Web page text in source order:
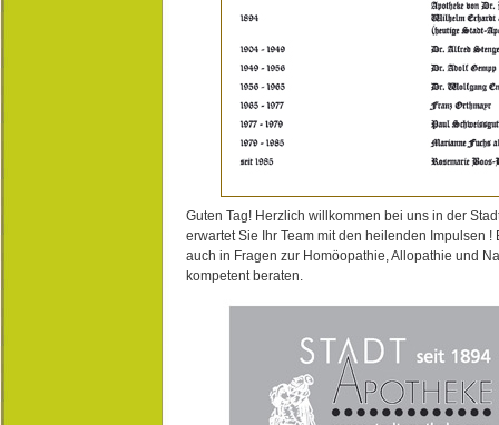
Guten Tag! Herzlich willkommen bei uns in der
erwartet Sie Ihr Team mit den heilenden Impulsen !
auch in Fragen zur Homöopathie, Allopathie und
kompetent beraten.